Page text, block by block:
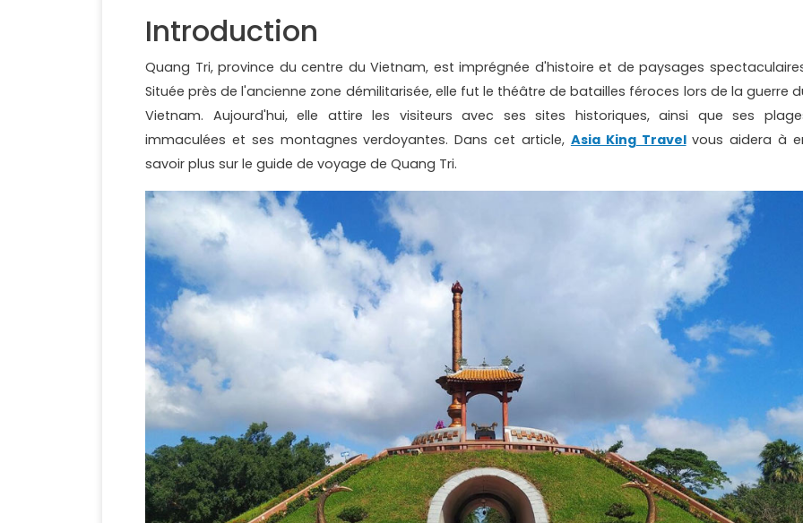
Introduction
Quang Tri, province du centre du Vietnam, est imprégnée d'histoire et de paysages
Située près de l'ancienne zone démilitarisée, elle fut le théâtre de batailles féroces lors de la guerre
Vietnam. Aujourd'hui, elle attire les visiteurs avec ses sites historiques, ainsi que ses
immaculées et ses montagnes verdoyantes. Dans cet article, Asia King Travelvous aidera à
savoir plus sur le guide de voyage de Quang Tri.